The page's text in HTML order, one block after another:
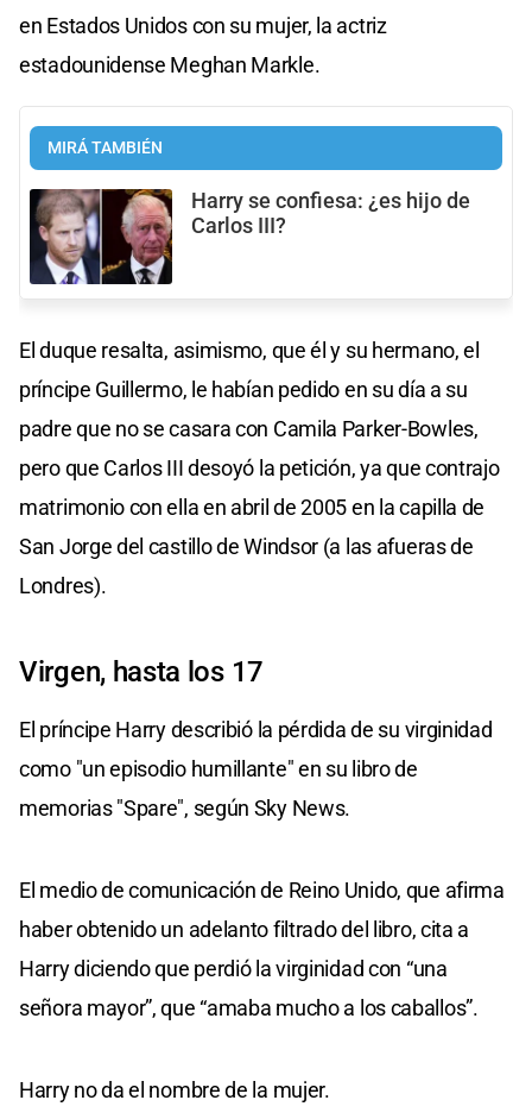
en Estados Unidos con su mujer, la actriz
estadounidense Meghan Markle.
MIRÁ TAMBIÉN
Harry se confiesa: ¿es hijo de
Carlos III?
El duque resalta, asimismo, que él y su hermano, el
príncipe Guillermo, le habían pedido en su día a su
padre que no se casara con Camila Parker-Bowles,
pero que Carlos III desoyó la petición, ya que contrajo
matrimonio con ella en abril de 2005 en la capilla de
San Jorge del castillo de Windsor (a las afueras de
Londres).
Virgen, hasta los 17
El príncipe Harry describió la pérdida de su virginidad
como "un episodio humillante" en su libro de
memorias "Spare", según Sky News.
El medio de comunicación de Reino Unido, que afirma
haber obtenido un adelanto filtrado del libro, cita a
Harry diciendo que perdió la virginidad con “una
señora mayor”, que “amaba mucho a los caballos”.
Harry no da el nombre de la mujer.